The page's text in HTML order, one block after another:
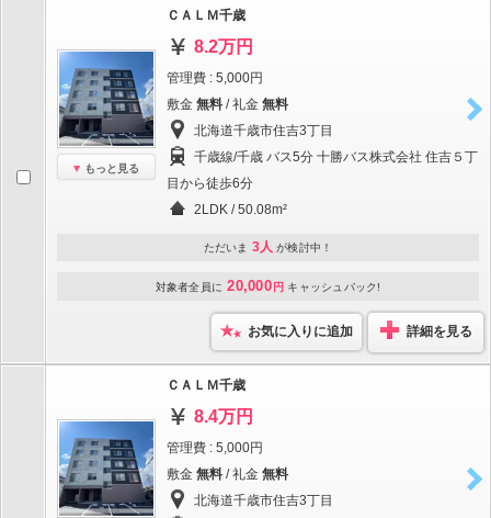
もっと見る
ＣＡＬＭ千歳
8.2万円
管理費 : 5,000円
敷金 無料 / 礼金 無料
北海道千歳市住吉3丁目
千歳線/千歳 バス5分 十勝バス株式会社 住吉５丁
目から徒歩6分
2LDK / 50.08m²
ただいま 3人 が検討中！
対象者全員に 20,000 円 キャッシュバック!
お気に入りに追加 詳細を見る
ＣＡＬＭ千歳
8.4万円
管理費 : 5,000円
敷金 無料 / 礼金 無料
北海道千歳市住吉3丁目